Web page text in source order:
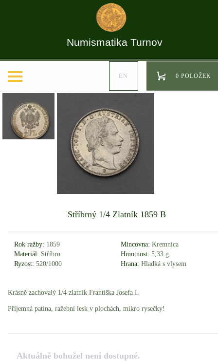
Numismatika Turnov
EN 0 POLOŽEK
Stříbrný 1/4 Zlatník 1859 B
Rok ražby: 1859 Mincovna: Kremnica
Materiál: Stříbro Hmotnost: 5,33 g
Ryzost: 520/1000 Hrana: Hladká s vlysem
Krásně zachovalý 1/4 zlatník Františka Josefa I.
Příjemná patina, ražební lesk v plochách, mikro rysečky!
Aktuálně bohužel není dostupné.